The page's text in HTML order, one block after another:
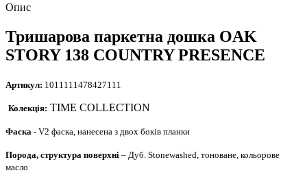
Опис
Тришарова паркетна дошка OAK
STORY 138 COUNTRY PRESENCE
Артикул: 1011111478427111
Колекція: TIME COLLECTION
Фаска - V2 фаска, нанесена з двох боків планки
Порода, структура поверхні – Дуб. Stonewashed, тоноване, кольорове
масло